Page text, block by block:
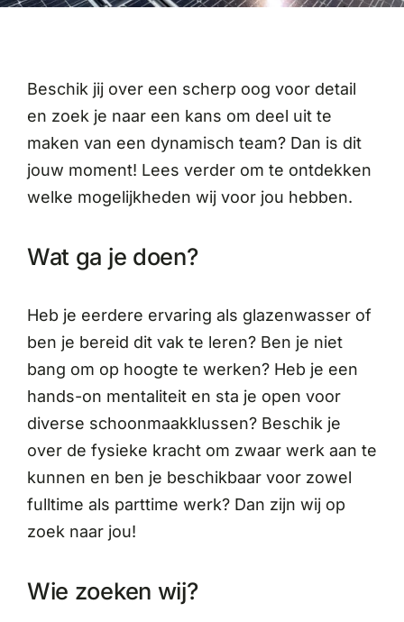
Beschik jij over een scherp oog voor detail
en zoek je naar een kans om deel uit te
maken van een dynamisch team? Dan is dit
jouw moment! Lees verder om te ontdekken
welke mogelijkheden wij voor jou hebben.
Wat ga je doen?
Heb je eerdere ervaring als glazenwasser of
ben je bereid dit vak te leren? Ben je niet
bang om op hoogte te werken? Heb je een
hands-on mentaliteit en sta je open voor
diverse schoonmaakklussen? Beschik je
over de fysieke kracht om zwaar werk aan te
kunnen en ben je beschikbaar voor zowel
fulltime als parttime werk? Dan zijn wij op
zoek naar jou!
Wie zoeken wij?